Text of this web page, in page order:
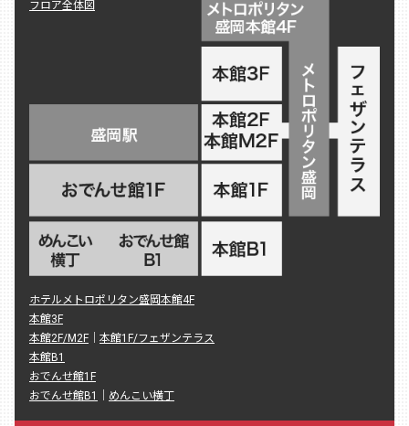
ホテルメトロポリタン盛岡本館4F
本館3F
本館2F/M2F
本館1F/フェザンテラス
本館B1
おでんせ館1F
おでんせ館B1
めんこい横丁
フロア全体図